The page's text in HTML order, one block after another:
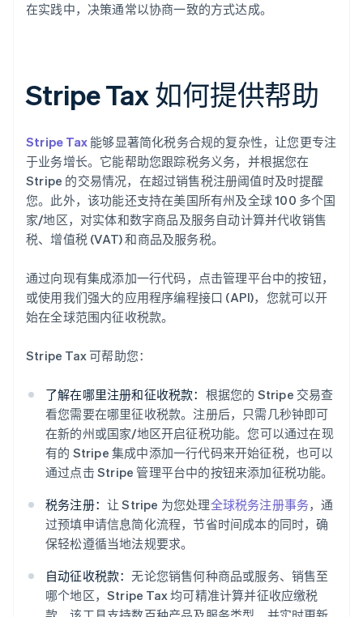
在实践中，决策通常以协商一致的方式达成。
Stripe Tax 如何提供帮助
Stripe Tax 能够显著简化税务合规的复杂性，让您更专注
于业务增长。它能帮助您跟踪税务义务，并根据您在
Stripe 的交易情况，在超过销售税注册阈值时及时提醒
您。此外，该功能还支持在美国所有州及全球 100 多个国
家/地区，对实体和数字商品及服务自动计算并代收销售
税、增值税 (VAT) 和商品及服务税。
通过向现有集成添加一行代码，点击管理平台中的按钮，
或使用我们强大的应用程序编程接口 (API)，您就可以开
始在全球范围内征收税款。
Stripe Tax 可帮助您：
了解在哪里注册和征收税款： 根据您的 Stripe 交易查
看您需要在哪里征收税款。注册后，只需几秒钟即可
在新的州或国家/地区开启征税功能。您可以通过在现
有的 Stripe 集成中添加一行代码来开始征税，也可以
通过点击 Stripe 管理平台中的按钮来添加征税功能。
税务注册： 让 Stripe 为您处理全球税务注册事务，通
过预填申请信息简化流程，节省时间成本的同时，确
保轻松遵循当地法规要求。
自动征收税款：无论您销售何种商品或服务、销售至
哪个地区，Stripe Tax 均可精准计算并征收应缴税
阿联酋
English